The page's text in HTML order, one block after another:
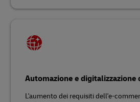
Automazione e
L'aumento dei requisiti dell'e-